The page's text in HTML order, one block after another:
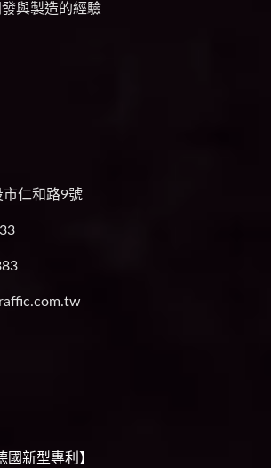
與製造的經驗
市仁和路9號
國新型專利】